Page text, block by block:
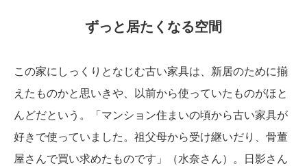
ずっと居たくなる空間
この家にしっくりとなじむ古い家具は、新居のために揃
えたものかと思いきや、以前から使っていたものがほと
んどだという。「マンション住まいの頃から古い家具が
好きで使っていました。祖父母から受け継いだり、骨董
屋さんで買い求めたものです」（水奈さん）。日影さん